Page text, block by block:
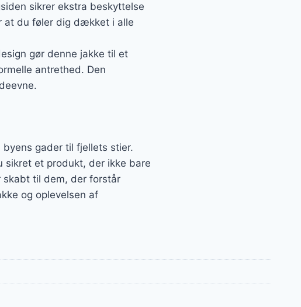
sikrer ekstra beskyttelse
at du føler dig dækket i alle
gør denne jakke til et
antrethed. Den
gader til fjellets stier.
sikret et produkt, der ikke bare
skabt til dem, der forstår
og oplevelsen af